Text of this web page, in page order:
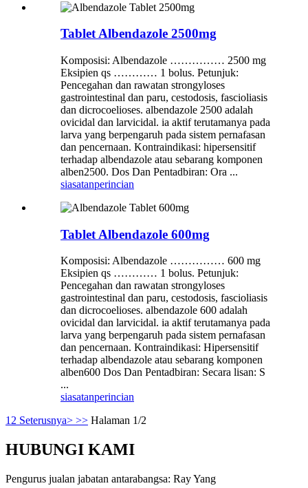
Tablet Albendazole 2500mg
Komposisi: Albendazole …………… 2500 mg
Eksipien qs ………… 1 bolus. Petunjuk:
Pencegahan dan rawatan strongyloses
gastrointestinal dan paru, cestodosis, fascioliasis
dan dicrocoelioses. albendazole 2500 adalah
ovicidal dan larvicidal. ia aktif terutamanya pada
larva yang berpengaruh pada sistem pernafasan
dan pencernaan. Kontraindikasi: hipersensitif
terhadap albendazole atau sebarang komponen
alben2500. Dos Dan Pentadbiran: Ora ...
siasatanperincian
Tablet Albendazole 600mg
Komposisi: Albendazole …………… 600 mg
Eksipien qs ………… 1 bolus. Petunjuk:
Pencegahan dan rawatan strongyloses
gastrointestinal dan paru, cestodosis, fascioliasis
dan dicrocoelioses. albendazole 600 adalah
ovicidal dan larvicidal. ia aktif terutamanya pada
larva yang berpengaruh pada sistem pernafasan
dan pencernaan. Kontraindikasi: Hipersensitif
terhadap albendazole atau sebarang komponen
alben600 Dos Dan Pentadbiran: Secara lisan: S
...
siasatanperincian
12 Seterusnya> >> Halaman 1/2
HUBUNGI KAMI
Pengurus jualan jabatan antarabangsa: Ray Yang